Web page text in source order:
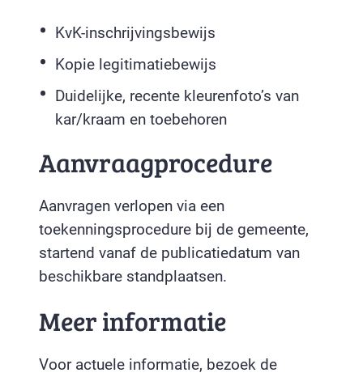
KvK-inschrijvingsbewijs
Kopie legitimatiebewijs
Duidelijke, recente kleurenfoto’s van
kar/kraam en toebehoren
Aanvraagprocedure
Aanvragen verlopen via een
toekenningsprocedure bij de gemeente,
startend vanaf de publicatiedatum van
beschikbare standplaatsen.
Meer informatie
Voor actuele informatie, bezoek de